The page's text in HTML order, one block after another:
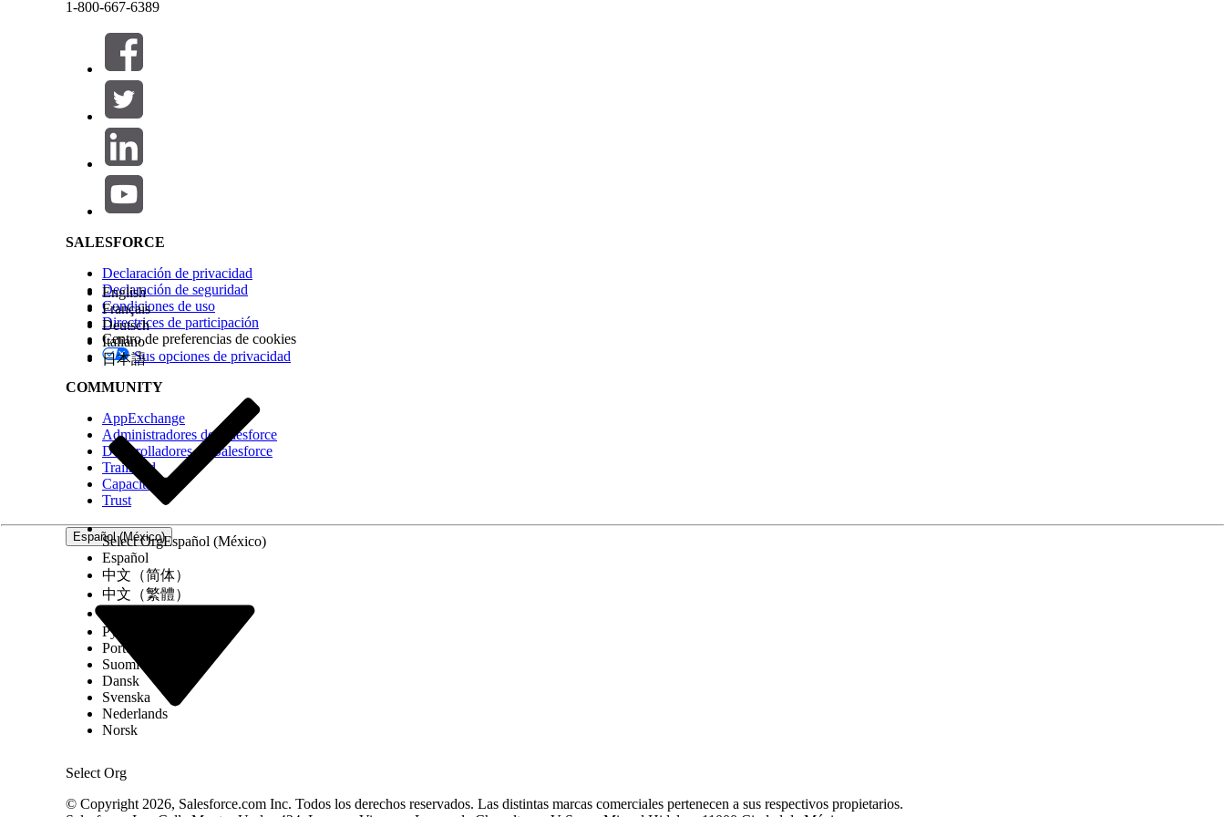
una nueva configuración de dispositivo o problemas con la aplicación de autenticación.
Realización automatizada
Este proceso de servicio incluye un flujo de realización que procesa automáticamente la solicitud de servicio. Puede ampliar este
flujo en Flow Builder para incluir lógica personalizada, como aprobaciones de gestor automatizadas o comprobaciones de
inventario.
Integración
Esta plantilla utiliza una integración preconfigurada con Okta en el flujo de realización. Para utilizar esta integración, asegúrese de
Conector de Okta.
¿RESOLVIÓ ESTE ARTÍCULO SU PROBLEMA?
¡Háganos saber cómo podemos mejorar!
1-800-667-6389
SALESFORCE
Declaración de privacidad
Declaración de seguridad
Condiciones de uso
Directrices de participación
Centro de preferencias de cookies
Sus opciones de privacidad
COMMUNITY
AppExchange
Administradores de Salesforce
Desarrolladores de Salesforce
Trailhead
Capacitación
Trust
Español (México)
Select Org
English
Français
Deutsch
Italiano
日本語
Select OrgEspañol (México)
Español
中文（简体）
中文（繁體）
Русский
Português (Brasil)
Suomi
Dansk
Svenska
Nederlands
Norsk
© Copyright 2026, Salesforce.com Inc. Todos los derechos reservados. Las distintas marcas comerciales pertenecen a sus respectivos propietarios.
Salesforce Help | Article